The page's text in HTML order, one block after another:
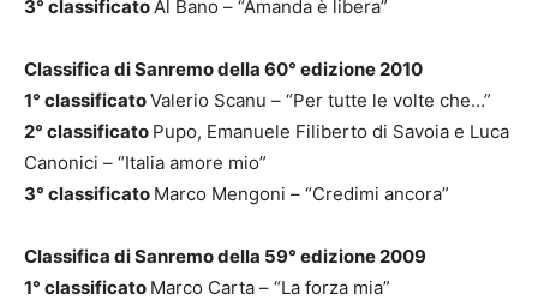
3° classificatoAl Bano – “Amanda è libera”
Classifica di Sanremo della 60° edizione 2010
1° classificatoValerio Scanu – “Per tutte le volte che…”
2° classificato Pupo, Emanuele Filiberto di Savoia e Luca
Canonici – “Italia amore mio”
3° classificato Marco Mengoni – “Credimi ancora”
Classifica di Sanremo della 59° edizione 2009
1° classificato Marco Carta – “La forza mia”